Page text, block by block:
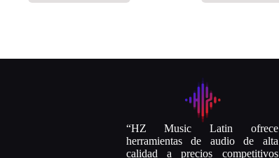
“HZ Music Latin ofrece
herramientas de audio de alta
calidad a precios competitivos